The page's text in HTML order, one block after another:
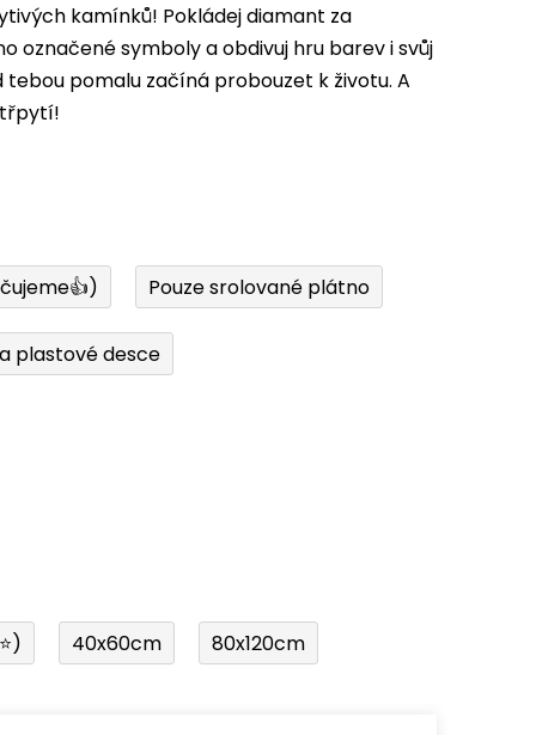
kamínků! Pokládej diamant za
označené symboly a obdivuj hru barev i svůj
pomalu začíná probouzet k životu. A
Pouze srolované plátno
plastové desce
40x60cm 80x120cm